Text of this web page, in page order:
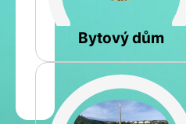
Bytový dům
Jméno
a